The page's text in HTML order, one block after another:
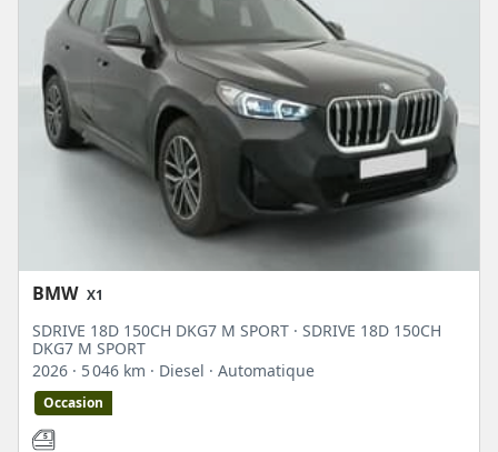
BMW X1
SDRIVE 18D 150CH DKG7 M SPORT · SDRIVE 18D 150CH
DKG7 M SPORT
2026 · 5 046 km · Diesel · Automatique
Occasion